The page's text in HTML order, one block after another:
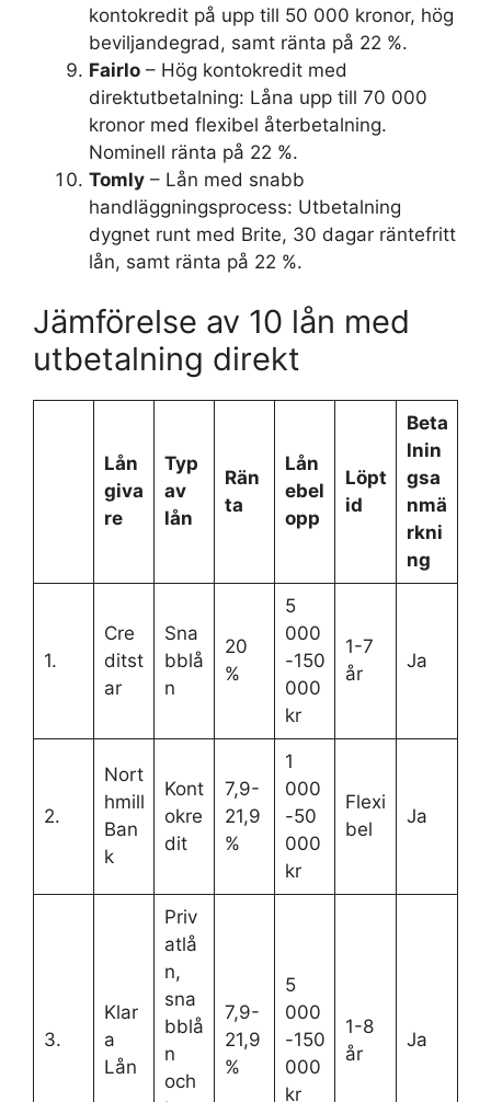
kontokredit på upp till 50 000 kronor, hög
beviljandegrad, samt ränta på 22 %.
Fairlo – Hög kontokredit med
direktutbetalning: Låna upp till 70 000
kronor med flexibel återbetalning.
Nominell ränta på 22 %.
Tomly – Lån med snabb
handläggningsprocess: Utbetalning
dygnet runt med Brite, 30 dagar räntefritt
lån, samt ränta på 22 %.
Jämförelse av 10 lån med
utbetalning direkt
Lån
giva
re
Typ
av
lån
Rän
ta
Lån
ebel
opp
Löpt
id
Beta
lnin
gsa
nmä
rkni
ng
1.
Cre
ditst
ar
Sna
bblå
n
20
%
5
000
-150
000
kr
1-7
år
Ja
2.
Nort
hmill
Ban
k
Kont
okre
dit
7,9-
21,9
%
1
000
-50
000
kr
Flexi
bel
Ja
3.
Klar
a
Lån
Priv
atlå
n,
sna
bblå
n
och
7,9-
21,9
%
5
000
-150
000
kr
1-8
år
Ja